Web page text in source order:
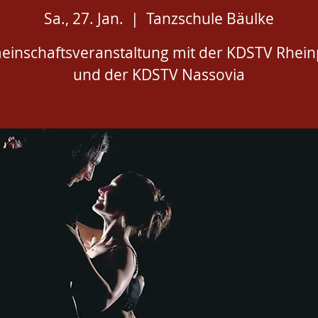
Sa., 27. Jan.
  |
Tanzschule Bäulke
mit der KDSTV
und der KDSTV Nassovia